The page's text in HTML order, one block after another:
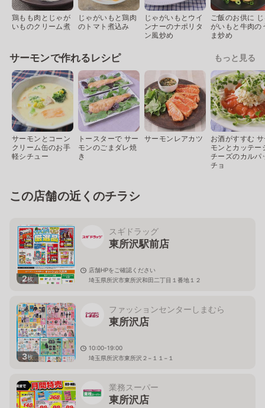
鶏もも肉とじゃが
いものクリーム煮
じゃがいもと鶏肉
のトマト煮込み
じゃがいもとウイ
ンナーのナポリタ
ン風炒め
ご飯のお供に
がいもと牛肉の
ま炒め
サーモンで作れるレシピ もっと見る
サーモンとコーン
クリーム缶のお手
軽シチュー
トースターで サー
モンのごまダレ焼
き
サーモンレアカツ
お酒がすすむ
モンとカッテー
チーズのカルパ
チョ
この店舗の近くのチラシ
2枚
スギドラッグ
東所沢駅前店
店舗HPをご確認ください
埼玉県所沢市東所沢和田二丁目１番地１２
3枚
ファッションセンターしまむら
東所沢店
10:00-19:00
埼玉県所沢市東所沢２−１１−１
業務スーパー
東所沢店